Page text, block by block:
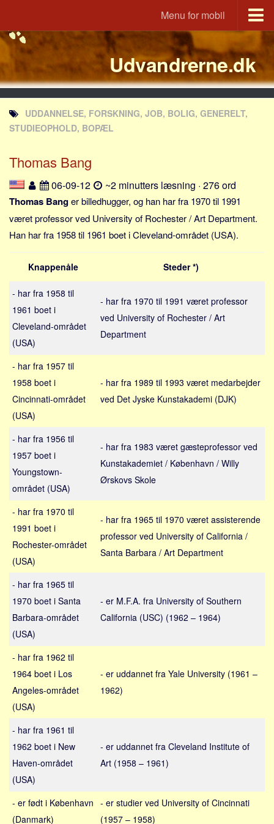
Menu for mobil
Portal
Udvandrerne.dk
Utvandrerne.no
Utvandrarna.se
Tyskland.dk
Rusland.dk
JLKM.dk
Lande
Tyrkiet
Spanien
Sverige
Norge
Thailand
Grækenland
Alle
Nøgleord
Bolig
Job
Virksomhed
Investering
Pension og opsparing
Forbrug
Social sikring og sundhed
Transport
Alle
Køb og salg
Økonomi
Jura og regler
Skatter og afgifter
Statistik
Praktisk
Alle
Meta
Dokumenttyper
Emner
Udvandrerne.dk
UDDANNELSE, FORSKNING, JOB, BOLIG, GENERELT,
STUDIEOPHOLD, BOPÆL
Thomas Bang
06-09-12 ~2 minutters læsning · 276 ord
Thomas Banger billedhugger, og han har fra 1970 til 1991
været professor ved University of Rochester / Art Department.
Han har fra 1958 til 1961 boet i Cleveland-området (USA).
Knappenåle Steder *)
- har fra 1958 til
1961 boet i
Cleveland-området
(USA)
- har fra 1970 til 1991 været professor
ved University of Rochester / Art
Department
- har fra 1957 til
1958 boet i
Cincinnati-området
(USA)
- har fra 1989 til 1993 været medarbejder
ved Det Jyske Kunstakademi (DJK)
- har fra 1956 til
1957 boet i
Youngstown-
området (USA)
- har fra 1983 været gæsteprofessor ved
Kunstakademiet / København / Willy
Ørskovs Skole
- har fra 1970 til
1991 boet i
Rochester-området
(USA)
- har fra 1965 til 1970 været assisterende
professor ved University of California /
Santa Barbara / Art Department
- har fra 1965 til
1970 boet i Santa
Barbara-området
(USA)
- er M.F.A. fra University of Southern
California (USC) (1962 – 1964)
- har fra 1962 til
1964 boet i Los
Angeles-området
(USA)
- er uddannet fra Yale University (1961 –
1962)
- har fra 1961 til
1962 boet i New
Haven-området
(USA)
- er uddannet fra Cleveland Institute of
Art (1958 – 1961)
- er født i København
(Danmark)
- er studier ved University of Cincinnati
(1957 – 1958)